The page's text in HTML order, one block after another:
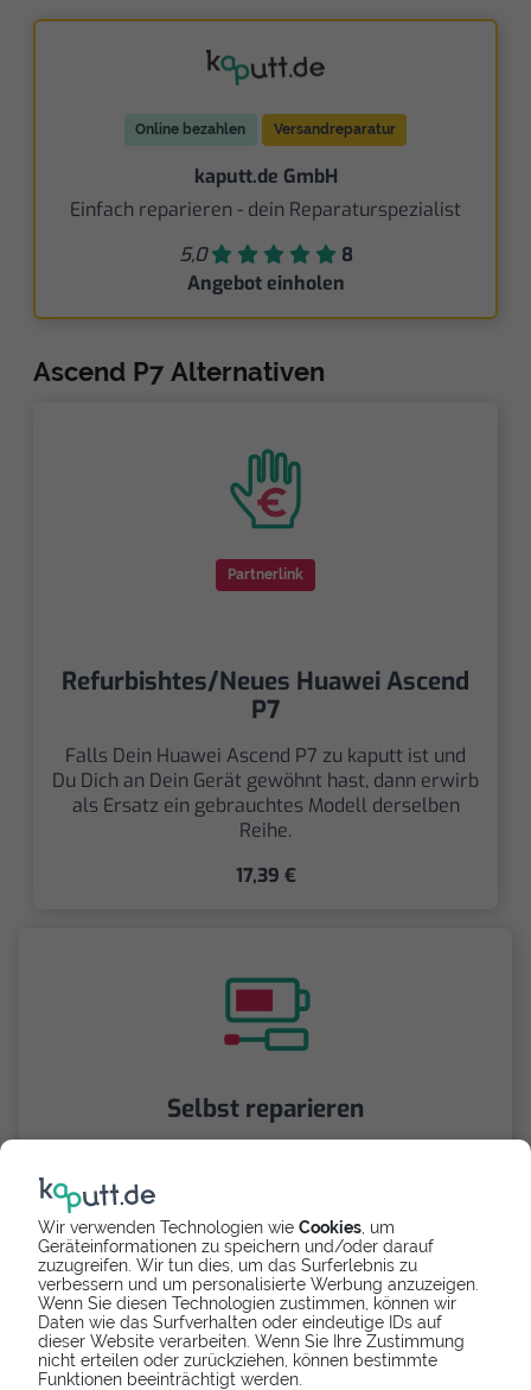
Wir verwenden Technologien wie Cookies , um
Geräteinformationen zu speichern und/oder darauf
zuzugreifen. Wir tun dies, um das Surferlebnis zu
verbessern und um personalisierte Werbung anzuzeigen.
Wenn Sie diesen Technologien zustimmen, können wir
Daten wie das Surfverhalten oder eindeutige IDs auf
dieser Website verarbeiten. Wenn Sie Ihre Zustimmung
nicht erteilen oder zurückziehen, können bestimmte
Funktionen beeinträchtigt werden.
Online bezahlen Versandreparatur
kaputt.de GmbH
Einfach reparieren - dein Reparaturspezialist
5,0
8
Angebot einholen
Ascend P7 Alternativen
Partnerlink
Refurbishtes/Neues Huawei Ascend
P7
Falls Dein Huawei Ascend P7 zu kaputt ist und
Du Dich an Dein Gerät gewöhnt hast, dann erwirb
als Ersatz ein gebrauchtes Modell derselben
Reihe.
17,39 €
Selbst reparieren
Videoanleitung selbst. Ersatzteile ab